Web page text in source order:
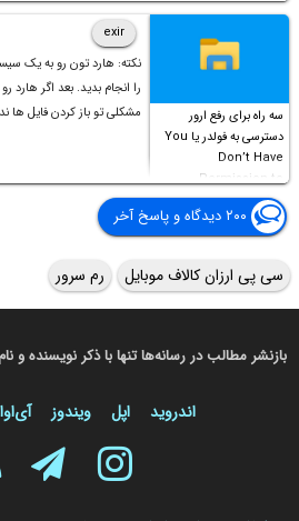
است!
سه راه برای رفع ارور
دسترسی به فولدر یا You
Don’t Have
Permission to
Access this folder
exir
مشکلی تو باز کردن فایل ها
۲۰۰ دیدگاه و پاسخ آخر
سی پی ارزان کالاف موبایل رم سرور
بازنشر مطالب در رسانه‌ها تنها با ذکر نویسنده و
اندروید اپل ویندوز